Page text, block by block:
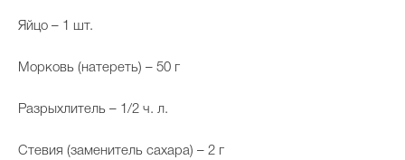
Яйцо – 1 шт.
Морковь (натереть) – 50 г
Разрыхлитель – 1/2 ч. л.
Стевия (заменитель сахара) – 2 г